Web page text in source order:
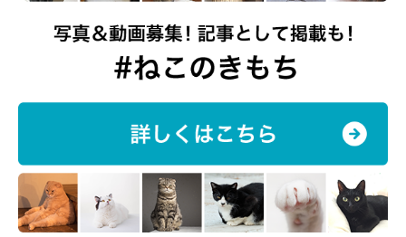
き声」。愛猫の気持ちをしっかり受け取るためにも、理解の仕方
を知っておくことが大切ですね。
参考／「ねこのきもち」2019年3月号『猫語をひも解くヒント集
鳴き声で気持ちはわかります！』
文／mio30